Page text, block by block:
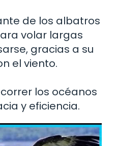
de los albatros
volar largas
gracias a su
el viento.
los océanos
y eficiencia.